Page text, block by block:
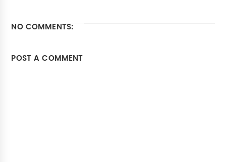
NO COMMENTS:
POST A COMMENT